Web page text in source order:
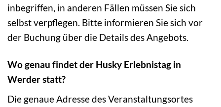
inbegriffen, in anderen Fällen müssen Sie sich
selbst verpflegen. Bitte informieren Sie sich vor
der Buchung über die Details des Angebots.
Wo genau findet der Husky Erlebnistag in
Werder statt?
Die genaue Adresse des Veranstaltungsortes